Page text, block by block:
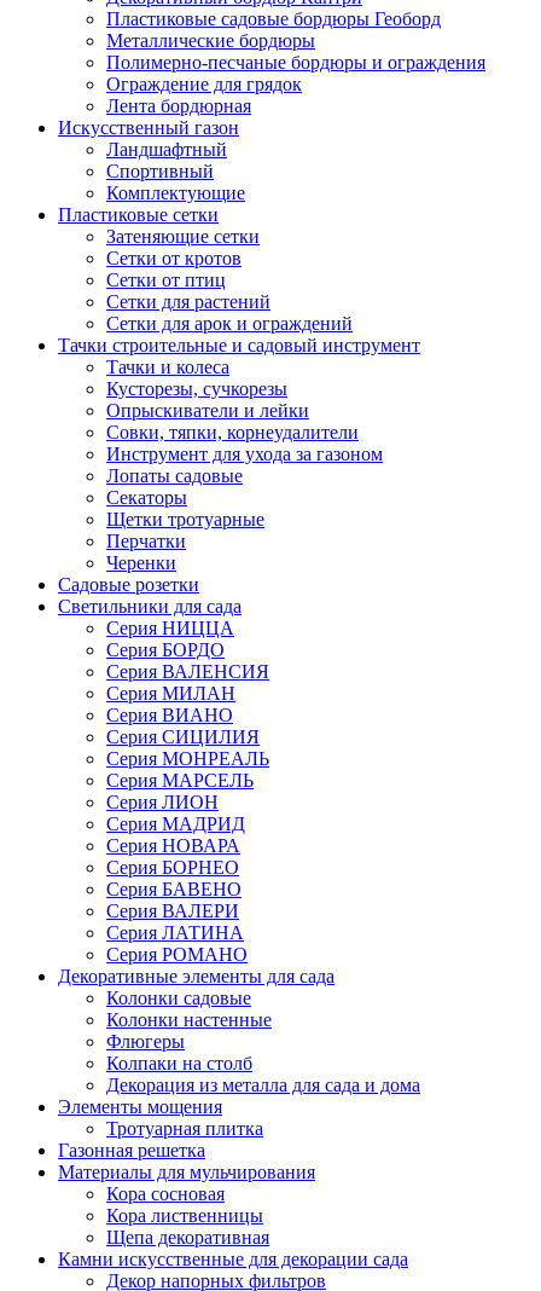
Пластиковые садовые бордюры Геоборд
Металлические бордюры
Полимерно-песчаные бордюры и ограждения
Ограждение для грядок
Лента бордюрная
Искусственный газон
Ландшафтный
Спортивный
Комплектующие
Пластиковые сетки
Затеняющие сетки
Сетки от кротов
Сетки от птиц
Сетки для растений
Сетки для арок и ограждений
Тачки строительные и садовый инструмент
Тачки и колеса
Кусторезы, сучкорезы
Опрыскиватели и лейки
Совки, тяпки, корнеудалители
Инструмент для ухода за газоном
Лопаты садовые
Секаторы
Щетки тротуарные
Перчатки
Черенки
Садовые розетки
Светильники для сада
Серия НИЦЦА
Серия БОРДО
Серия ВАЛЕНСИЯ
Серия МИЛАН
Серия ВИАНО
Серия СИЦИЛИЯ
Серия МОНРЕАЛЬ
Серия МАРСЕЛЬ
Серия ЛИОН
Серия МАДРИД
Серия НОВАРА
Серия БОРНЕО
Серия БАВЕНО
Серия ВАЛЕРИ
Серия ЛАТИНА
Серия РОМАНО
Декоративные элементы для сада
Колонки садовые
Колонки настенные
Флюгеры
Колпаки на столб
Декорация из металла для сада и дома
Элементы мощения
Тротуарная плитка
Газонная решетка
Материалы для мульчирования
Кора сосновая
Кора лиственницы
Щепа декоративная
Камни искусственные для декорации сада
Декор напорных фильтров